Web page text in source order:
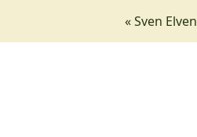
« Sven Elven